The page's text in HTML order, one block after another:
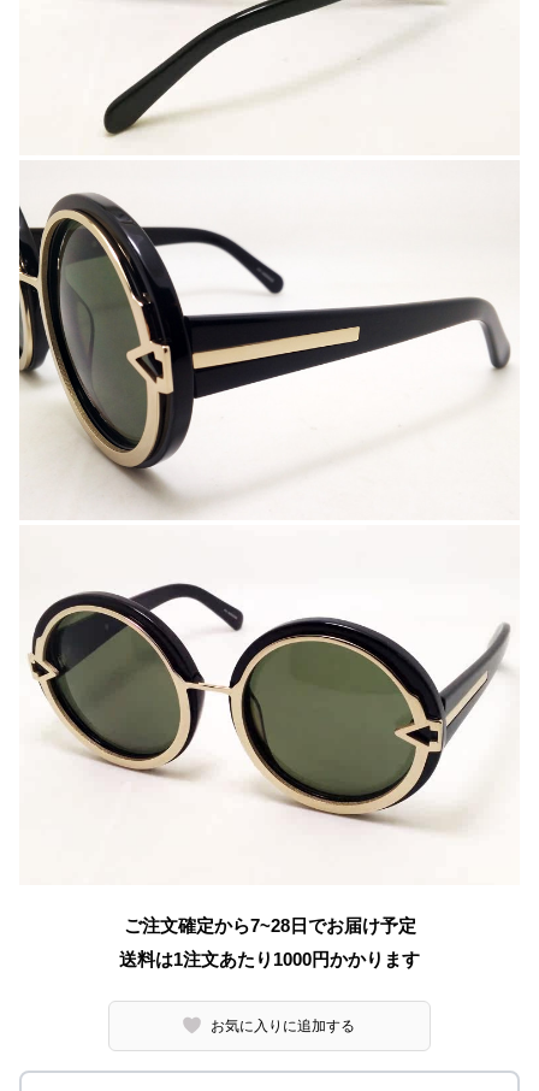
ご注文確定から7~28日でお届け予定
送料は1注文あたり 1000円かかります
お気に入りに追加する